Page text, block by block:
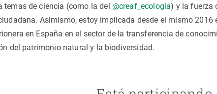
temas de ciencia (como la del @creaf_ecologia) y la fuerza
Asimismo, estoy implicada desde el mismo 2016
en España en el sector de la transferencia de
del patrimonio natural y la biodiversidad.